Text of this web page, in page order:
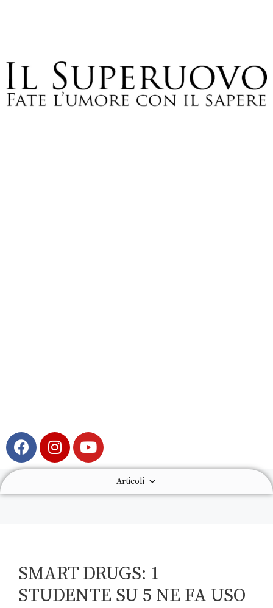
Articoli
SMART DRUGS: 1
STUDENTE SU 5 NE FA USO